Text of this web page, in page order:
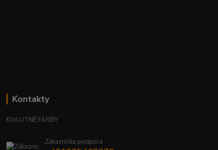
Kontakty
KVALITNÉ FARBY
Zákaznícka podpora